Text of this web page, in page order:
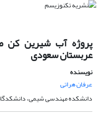
پروژه آب شیرین کن
عربستان سعودى
نویسنده
عرفان هراتی
دانشکده مهندسی شیمی،